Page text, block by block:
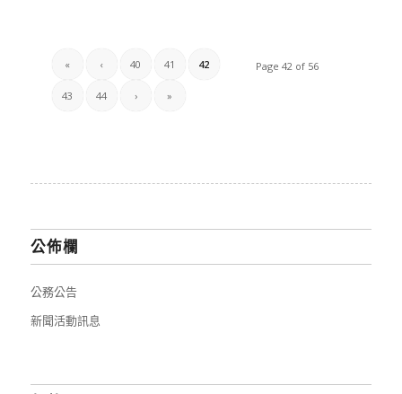
Page 42 of 56
« ‹ 40 41 42
43 44 › »
公佈欄
公務公告
新聞活動訊息